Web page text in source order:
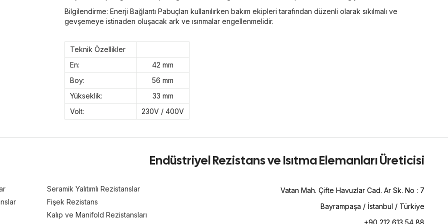
Bilgilendirme: Enerji Bağlantı Pabuçları kullanılırken bakım ekipleri tarafından düzenli olarak sıkılmalı ve
gevşemeye istinaden oluşacak ark ve ısınmalar engellenmelidir.
Teknik Özellikler
En:
42 mm
Boy:
56 mm
Yükseklik:
33 mm
Volt:
230V / 400V
Endüstriyel Rezistans ve Isıtma Elemanları Üreticisi
Seramik Yalıtımlı Rezistanslar
Fişek Rezistans
Kalıp ve Manifold Rezistansları
Vatan Mah. Çifte Havuzlar Cad. Ar Sk. No : 7
Bayrampaşa / İstanbul / Türkiye
+90 212 613 54 88